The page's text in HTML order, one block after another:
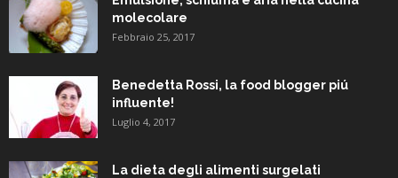
molecolare
Febbraio 25, 2017
Benedetta Rossi, la food blogger piú
influente!
Luglio 4, 2017
La dieta degli alimenti surgelati